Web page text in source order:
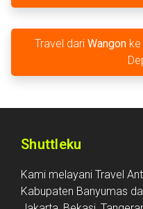
Travel dari Wangonke
Shuttleku
Kami melayani Travel
Kabupaten Banyumas